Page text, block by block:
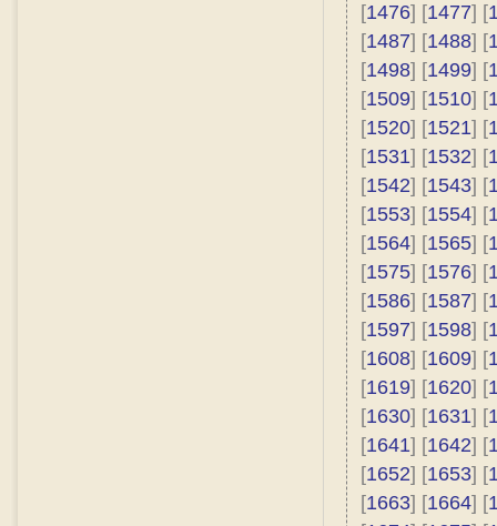
[1476] [1477] [
[1487] [1488] [
[1498] [1499] [
[1509] [1510] [
[1520] [1521] [
[1531] [1532] [
[1542] [1543] [
[1553] [1554] [
[1564] [1565] [
[1575] [1576] [
[1586] [1587] [
[1597] [1598] [
[1608] [1609] [
[1619] [1620] [
[1630] [1631] [
[1641] [1642] [
[1652] [1653] [
[1663] [1664] [